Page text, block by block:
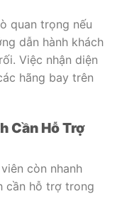
quan trọng nếu
dẫn hành khách
Việc nhận diện
hãng bay trên
Cần Hỗ Trợ
còn nhanh
cần hỗ trợ trong